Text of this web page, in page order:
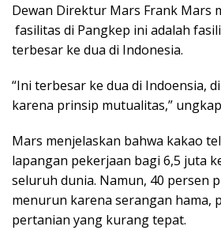
Dewan Direktur Mars Frank Mars
fasilitas di Pangkep ini adalah
terbesar ke dua di Indonesia.
“Ini terbesar ke dua di Indoensia,
karena prinsip mutualitas,”
Mars menjelaskan bahwa kakao
lapangan pekerjaan bagi 6,5 juta
seluruh dunia. Namun, 40 persen
menurun karena serangan hama,
pertanian yang kurang tepat.